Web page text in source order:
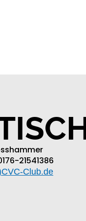
21541386
Club.de